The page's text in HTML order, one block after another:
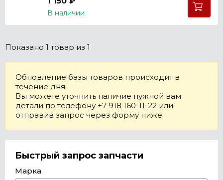
В наличии
Показано 1 товар из 1
Обновление базы товаров происходит в
течение дня.
Вы можете уточнить наличие нужной вам
детали по телефону +7 918 160-11-22 или
отправив запрос через форму ниже
Быстрый запрос запчасти
Марка